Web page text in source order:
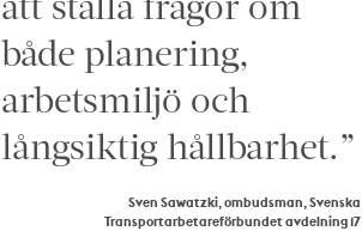
både planering,
arbetsmiljö och
långsiktig hållbarhet.”
Sven Sawatzki, ombudsman, Svenska
Transportarbetareförbundet avdelning 17